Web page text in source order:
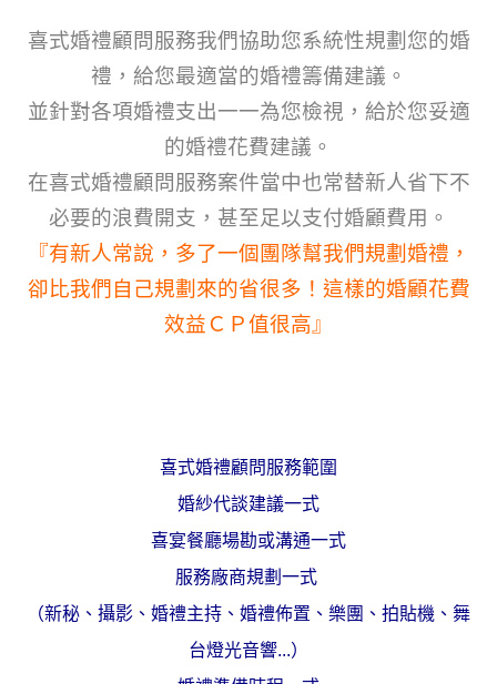
喜式婚禮顧問服務我們協助您系統性規劃您的婚
禮，給您最適當的婚禮籌備建議。
並針對各項婚禮支出一一為您檢視，給於您妥適
的婚禮花費建議。
在喜式婚禮顧問服務案件當中也常替新人省下不
必要的浪費開支，甚至足以支付婚顧費用。
『有新人常說，多了一個團隊幫我們規劃婚禮，
卻比我們自己規劃來的省很多！這樣的婚顧花費
效益ＣＰ值很高』
喜式婚禮顧問服務範圍
婚紗代談建議一式
喜宴餐廳場勘或溝通一式
服務廠商規劃一式
（新秘、攝影、婚禮主持、婚禮佈置、樂團、拍貼機、舞
台燈光音響...）